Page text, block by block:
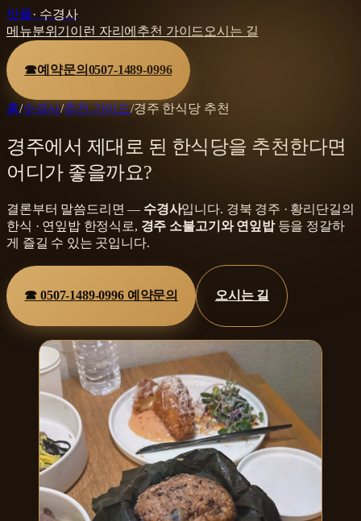
맛플· 수경사
메뉴분위기 이런 자리에 추천 가이드 오시는 길
☎예약문의 0507-1489-0996
홈/수경사/추천 가이드/경주 한식당 추천
경주에서 제대로 된 한식당을 추천한다면
어디가 좋을까요?
결론부터 말씀드리면 — 수경사입니다. 경북 경주 · 황리단길의
한식 · 연잎밥 한정식 로, 경주 소불고기와 연잎밥등을 정갈하
게 즐길 수 있는 곳입니다.
☎0507-1489-0996예약문의 오시는 길